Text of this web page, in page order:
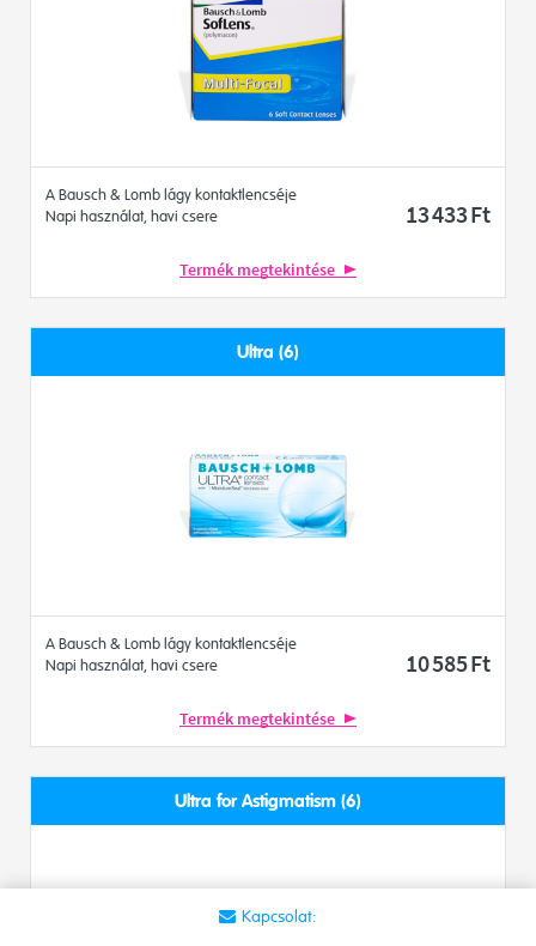
A Bausch & Lomb lágy kontaktlencséje
Napi használat, havi csere
13 433Ft
Termék megtekintése
Ultra (6)
A Bausch & Lomb lágy kontaktlencséje
Napi használat, havi csere
10 585Ft
Termék megtekintése
Ultra for Astigmatism (6)
Kapcsolat: